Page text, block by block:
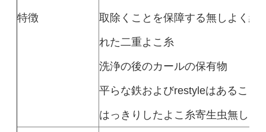
特徴
取除くことを保障する無しよく組
れた二重よこ糸
洗浄の後のカールの保有物
平らな鉄およびrestyleはあること
はっきりしたよこ糸寄生虫無し